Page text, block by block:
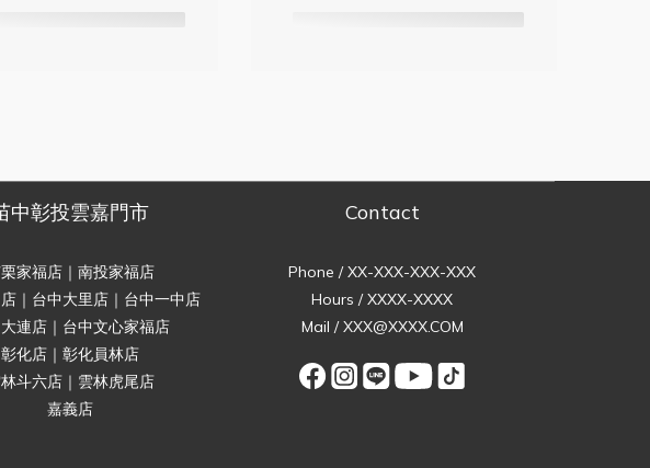
中彰投雲嘉門市
家福店｜南投家福店
｜台中大里店｜台中一中店
連店｜台中文心家福店
彰化店｜彰化員林店
斗六店｜雲林虎尾店
嘉義店
Contact
Phone / XX-XXX-XXX-XXX
Hours / XXXX-XXXX
Mail / XXX@XXXX.COM